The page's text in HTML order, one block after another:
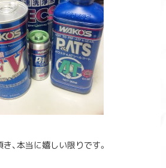
、本当に嬉しい限りです。